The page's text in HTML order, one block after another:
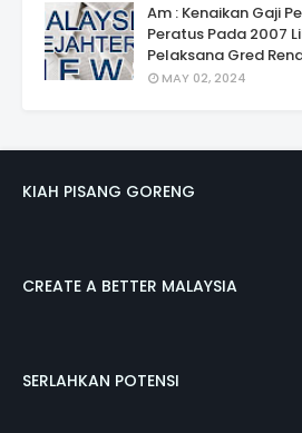
Am : Kenaikan Gaji
Peratus Pada 2007
Pelaksana Gred
MAY 02, 2024
KIAH PISANG GORENG
CREATE A BETTER MALAYSIA
SERLAHKAN POTENSI